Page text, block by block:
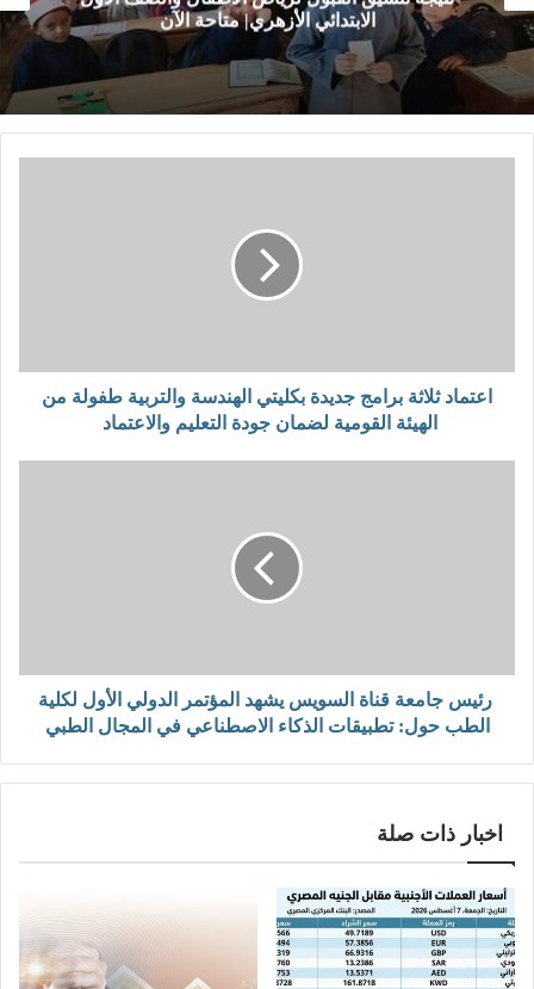
التعليم قبل الجامعي بالتعاون مع
اعتماد ثلاثة برامج جديدة بكليتي الهندسة والتربية طفولة من
الهيئة القومية لضمان جودة التعليم والاعتماد
رئيس جامعة قناة السويس يشهد المؤتمر الدولي الأول لكلية
الطب حول: تطبيقات الذكاء الاصطناعي في المجال الطبي
اخبار ذات صلة